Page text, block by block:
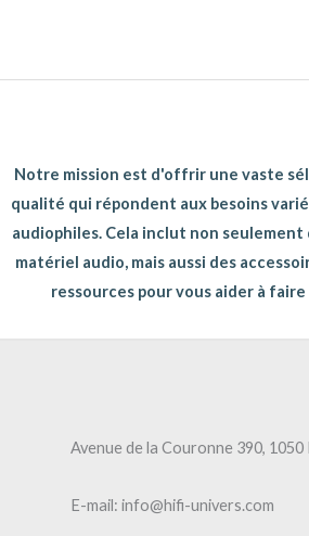
Notre mission est d'offrir une vaste
qualité qui répondent aux besoins
audiophiles. Cela inclut non
matériel audio, mais aussi des
ressources pour vous aider à
Avenue de la Couronne 390, 1050
E-mail: info@hifi-univers.com